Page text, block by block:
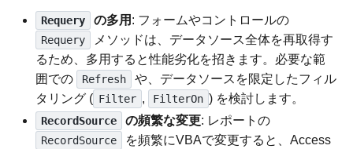
Requery の多用 : フォームやコントロールの
Requery
メソッドは、データソース全体を再取得す
るため、多用すると性能劣化を招きます。必要な範
囲での
Refresh
や、データソースを限定したフィル
タリング ( Filter , FilterOn ) を検討します。
RecordSource の頻繁な変更: レポートの
RecordSource
を頻繁にVBAで変更すると、Access